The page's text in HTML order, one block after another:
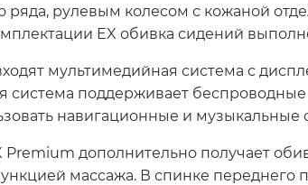
ряда, рулевым колесом с кожаной
EX обивка сидений
мультимедийная система с
система поддерживает
навигационные и музыкальные
Premium дополнительно получает
массажа. В спинке переднего